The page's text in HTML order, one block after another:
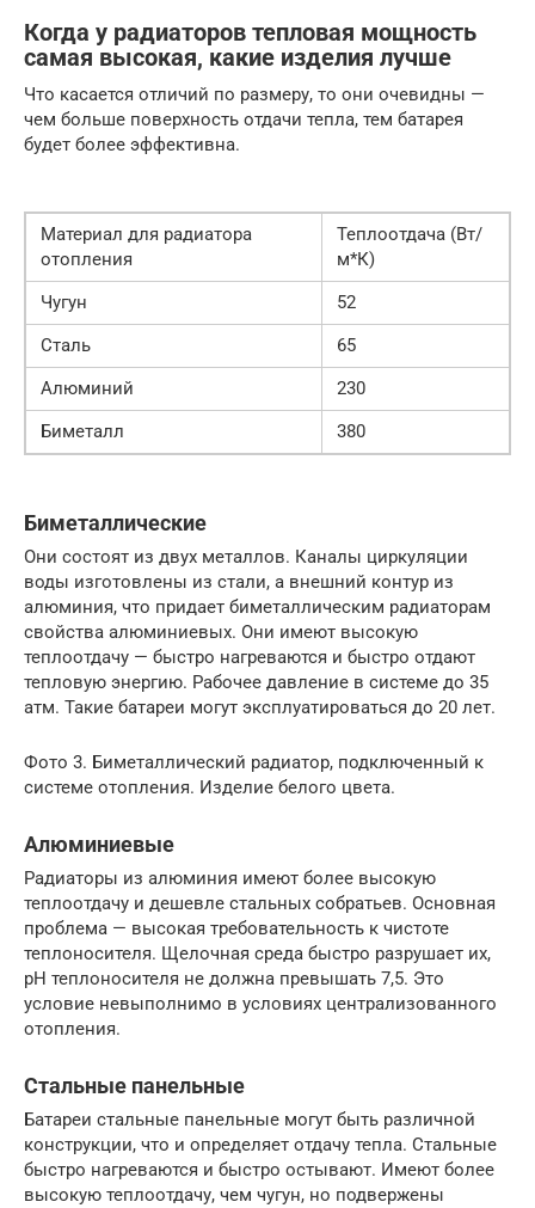
Когда у радиаторов тепловая мощность
самая высокая, какие изделия лучше
Что касается отличий по размеру, то они очевидны —
чем больше поверхность отдачи тепла, тем батарея
будет более эффективна.
Материал для радиатора
отопления
Теплоотдача (Вт/
м*К)
Чугун
52
Сталь
65
Алюминий
230
Биметалл
380
Биметаллические
Они состоят из двух металлов. Каналы циркуляции
воды изготовлены из стали, а внешний контур из
алюминия, что придает биметаллическим радиаторам
свойства алюминиевых. Они имеют высокую
теплоотдачу — быстро нагреваются и быстро отдают
тепловую энергию. Рабочее давление в системе до 35
атм. Такие батареи могут эксплуатироваться до 20 лет.
Фото 3. Биметаллический радиатор, подключенный к
системе отопления. Изделие белого цвета.
Алюминиевые
Радиаторы из алюминия имеют более высокую
теплоотдачу и дешевле стальных собратьев. Основная
проблема — высокая требовательность к чистоте
теплоносителя. Щелочная среда быстро разрушает их,
рН теплоносителя не должна превышать 7,5. Это
условие невыполнимо в условиях централизованного
отопления.
Стальные панельные
Батареи стальные панельные могут быть различной
конструкции, что и определяет отдачу тепла. Стальные
быстро нагреваются и быстро остывают. Имеют более
высокую теплоотдачу, чем чугун, но подвержены